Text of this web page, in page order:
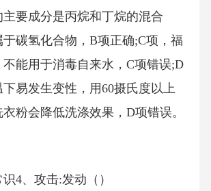
要成分是丙烷和丁烷的混合
碳氢化合物，B项正确;C项，福
能用于消毒自来水，C项错误;D
易发生变性，用60摄氏度以上
粉会降低洗涤效果，D项错误。
4、攻击:发动（）